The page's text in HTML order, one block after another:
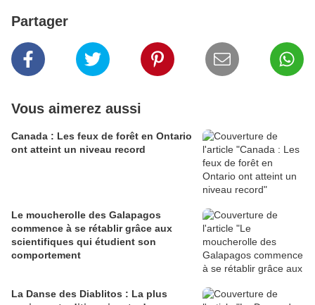
Partager
Vous aimerez aussi
Canada : Les feux de forêt en Ontario
ont atteint un niveau record
Le moucherolle des Galapagos
commence à se rétablir grâce aux
scientifiques qui étudient son
comportement
La Danse des Diablitos : La plus